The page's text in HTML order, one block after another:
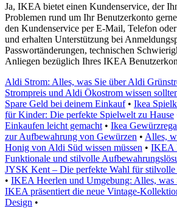
Ja, IKEA bietet einen Kundenservice, der
Problemen rund um Ihr Benutzerkonto
den Kundenservice per E-Mail, Telefon
und erhalten Unterstützung bei
Passwortänderungen, technischen
Anliegen bezüglich Ihres IKEA
Aldi Strom: Alles, was Sie über Aldi
Strompreis und Aldi Ökostrom wissen
Spare Geld bei deinem Einkauf• Ikea
für Kinder: Die perfekte Spielwelt zu Hause
Einkaufen leicht gemacht • Ikea
zur Aufbewahrung von Gewürzen • Alles,
Honig von Aldi Süd wissen müssen • IKEA
Funktionale und stilvolle
JYSK Kent – Die perfekte Wahl für stilvolle
• IKEA Heerlen und Umgebung: Alles, was
IKEA präsentiert die neue Vintage-
Design •